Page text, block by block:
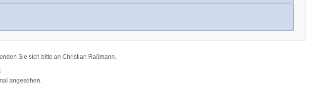
Sie sich bitte an Christian Raßmann.
angesehen.